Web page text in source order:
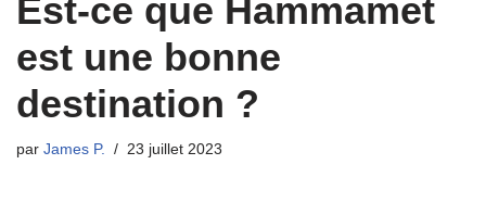
Est-ce que Hammamet
est une bonne
destination ?
par James P. 23 juillet 2023